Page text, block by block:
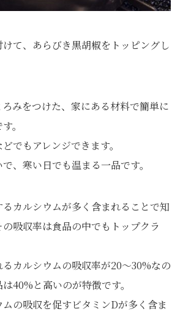
けて、あらびき黒胡椒をトッピングし
みをつけた、家にある材料で簡単に
。
でもアレンジできます。
、寒い日でも温まる一品です。
カルシウムが多く含まれることで知
吸収率は食品の中でもトップクラ
カルシウムの吸収率が20～30%なの
40%と高いのが特徴です。
の吸収を促すビタミンDが多く含ま